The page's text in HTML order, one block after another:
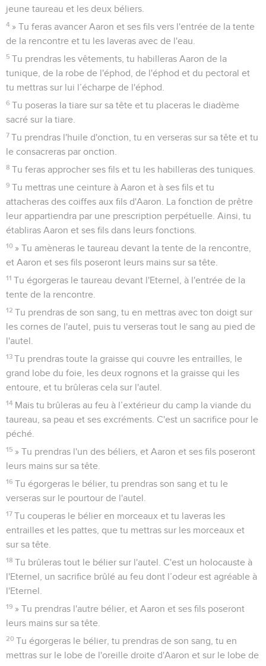
jeune taureau et les deux béliers.
4 » Tu feras avancer Aaron et ses fils vers l'entrée de la tente
de la rencontre et tu les laveras avec de l'eau.
5 Tu prendras les vêtements, tu habilleras Aaron de la
tunique, de la robe de l'éphod, de l'éphod et du pectoral et
tu mettras sur lui l’écharpe de l'éphod.
6 Tu poseras la tiare sur sa tête et tu placeras le diadème
sacré sur la tiare.
7 Tu prendras l'huile d'onction, tu en verseras sur sa tête et tu
le consacreras par onction.
8 Tu feras approcher ses fils et tu les habilleras des tuniques.
9 Tu mettras une ceinture à Aaron et à ses fils et tu
attacheras des coiffes aux fils d'Aaron. La fonction de prêtre
leur appartiendra par une prescription perpétuelle. Ainsi, tu
établiras Aaron et ses fils dans leurs fonctions.
10 » Tu amèneras le taureau devant la tente de la rencontre,
et Aaron et ses fils poseront leurs mains sur sa tête.
11 Tu égorgeras le taureau devant l'Eternel, à l'entrée de la
tente de la rencontre.
12 Tu prendras de son sang, tu en mettras avec ton doigt sur
les cornes de l'autel, puis tu verseras tout le sang au pied de
l'autel.
13 Tu prendras toute la graisse qui couvre les entrailles, le
grand lobe du foie, les deux rognons et la graisse qui les
entoure, et tu brûleras cela sur l'autel.
14 Mais tu brûleras au feu à l’extérieur du camp la viande du
taureau, sa peau et ses excréments. C'est un sacrifice pour le
péché.
15 » Tu prendras l'un des béliers, et Aaron et ses fils poseront
leurs mains sur sa tête.
16 Tu égorgeras le bélier, tu prendras son sang et tu le
verseras sur le pourtour de l'autel.
17 Tu couperas le bélier en morceaux et tu laveras les
entrailles et les pattes, que tu mettras sur les morceaux et
sur sa tête.
18 Tu brûleras tout le bélier sur l'autel. C'est un holocauste à
l'Eternel, un sacrifice brûlé au feu dont l’odeur est agréable à
l'Eternel.
19 » Tu prendras l'autre bélier, et Aaron et ses fils poseront
leurs mains sur sa tête.
20 Tu égorgeras le bélier, tu prendras de son sang, tu en
mettras sur le lobe de l'oreille droite d'Aaron et sur le lobe de